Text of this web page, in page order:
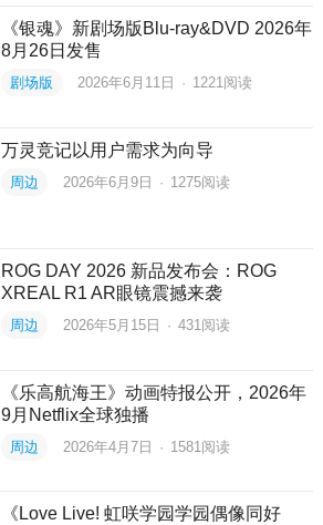
《银魂》新剧场版Blu-ray&DVD 2026年
8月26日发售
剧场版 2026年6月11日 · 1221阅读
万灵竞记以用户需求为向导
周边 2026年6月9日 · 1275阅读
ROG DAY 2026 新品发布会：ROG
XREAL R1 AR眼镜震撼来袭
周边 2026年5月15日 · 431阅读
《乐高航海王》动画特报公开，2026年
9月Netflix全球独播
周边 2026年4月7日 · 1581 阅读
《Love Live! 虹咲学园学园偶像同好